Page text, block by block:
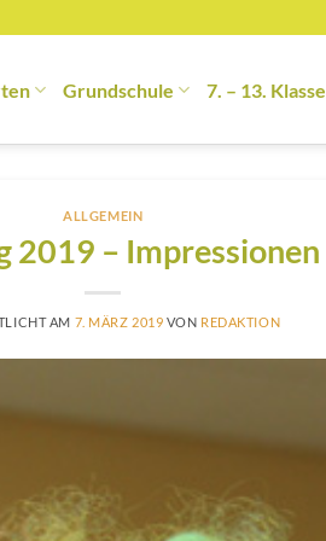
Grundschule 7. – 13. Klasse
ALLGEMEIN
2019 – Impressionen
AM 7. MÄRZ 2019 VON REDAKTION